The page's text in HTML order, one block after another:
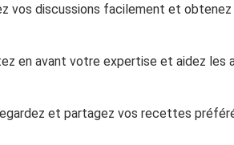
vos discussions facilement et obtenez
en avant votre expertise et aidez les
et partagez vos recettes